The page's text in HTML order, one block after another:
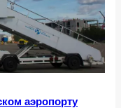
аэропорту